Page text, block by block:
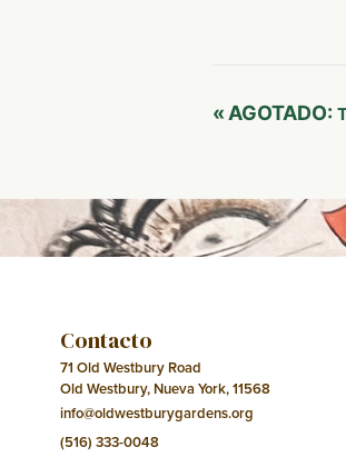
Evento
« AGOTADO:
Contacto
71 Old Westbury Road
Old Westbury, Nueva York, 11568
info@oldwestburygardens.org
(516) 333-0048